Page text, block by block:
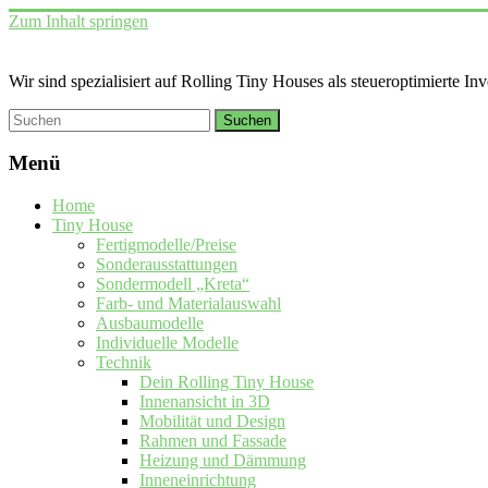
Zum Inhalt springen
Wir sind spezialisiert auf Rolling Tiny Houses als steueroptimierte
Menü
Home
Tiny House
Fertigmodelle/Preise
Sonderausstattungen
Sondermodell „Kreta“
Farb- und Materialauswahl
Ausbaumodelle
Individuelle Modelle
Technik
Dein Rolling Tiny House
Innenansicht in 3D
Mobilität und Design
Rahmen und Fassade
Heizung und Dämmung
Inneneinrichtung